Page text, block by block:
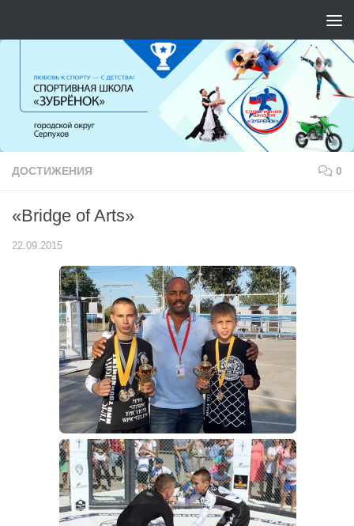
ДОСТИЖЕНИЯ 0
«Bridge of Arts»
22.09.2015